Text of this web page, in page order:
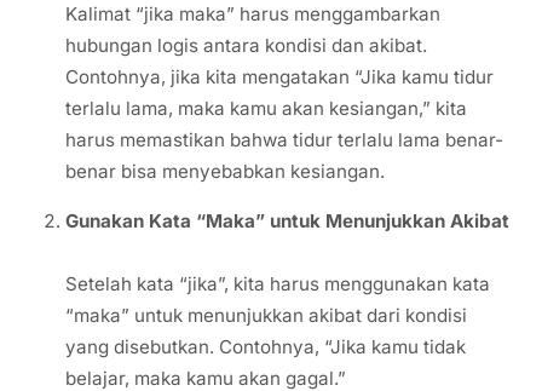
Kalimat “jika maka” harus menggambarkan
hubungan logis antara kondisi dan akibat.
Contohnya, jika kita mengatakan “Jika kamu tidur
terlalu lama, maka kamu akan kesiangan,” kita
harus memastikan bahwa tidur terlalu lama benar-
benar bisa menyebabkan kesiangan.
Gunakan Kata “Maka” untuk Menunjukkan Akibat
Setelah kata “jika”, kita harus menggunakan kata
“maka” untuk menunjukkan akibat dari kondisi
yang disebutkan. Contohnya, “Jika kamu tidak
belajar, maka kamu akan gagal.”